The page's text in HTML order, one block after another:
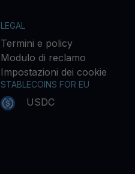
LEGAL
Termini e policy
Modulo di reclamo
Impostazioni dei cookie
STABLECOINS FOR EU
USDC